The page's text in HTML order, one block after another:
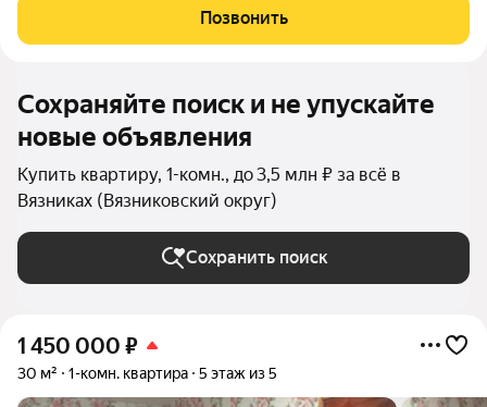
светло и комфортно даже в самые холодные месяцы.
Позвонить
Сохраняйте поиск и не упускайте
новые объявления
Купить квартиру, 1-комн., до 3,5 млн ₽ за всё в
Вязниках (Вязниковский округ)
Сохранить поиск
1 450 000 ₽
30 м² 1-комн. квартира 5 этаж из 5